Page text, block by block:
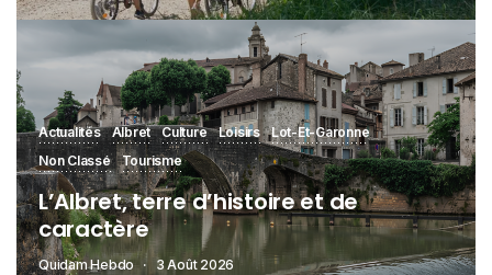
Actualités Albret Culture Loisirs
Lot-Et-Garonne
Non Classé
Tourisme
L’Albret, terre d’histoire et de
caractère
Quidam Hebdo 3 Août 2026